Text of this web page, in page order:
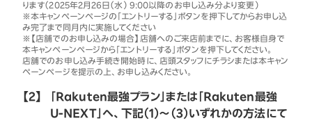
ります（2025年2月26日（水） 9:00以降のお申し込み分より変更）
※本キャンペーンページの「エントリーする」ボタンを押下してからお申し込
み完了まで同月内に実施してください
※【店舗でのお申し込みの場合】店舗へのご来店前までに、お客様自身で
本キャンペーンページから「エントリーする」ボタンを押下してください。
店舗でのお申し込み手続き開始時に、店頭スタッフにチラシまたは本キャン
ペーンページを提示の上、お申し込みください。
【2】
「Rakuten最強プラン」または「Rakuten最強
U-NEXT」へ、下記（1）～（3）いずれかの方法にて